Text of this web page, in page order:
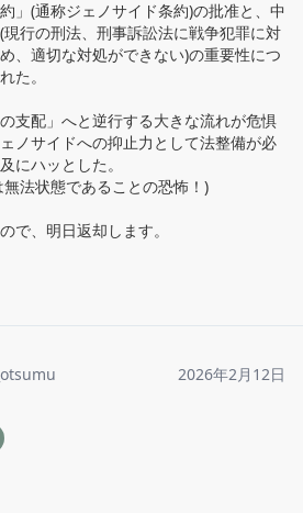
」(通称ジェノサイド条約)の批准と、中
行の刑法、刑事訴訟法に戦争犯罪に対
、適切な対処ができない)の重要性につ
た。
支配」へと逆行する大きな流れが危惧
ノサイドへの抑止力として法整備が必
にハッとした。
法状態であることの恐怖！)
で、明日返却します。
2026年2月12日